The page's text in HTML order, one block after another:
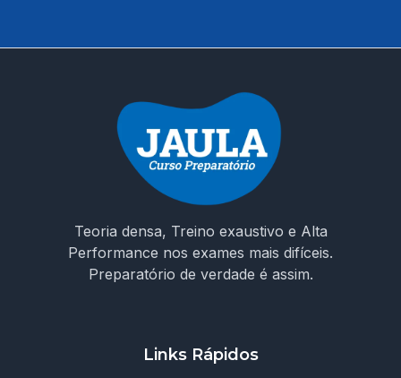
Teoria densa, Treino exaustivo e Alta
Performance nos exames mais difíceis.
Preparatório de verdade é assim.
Links Rápidos